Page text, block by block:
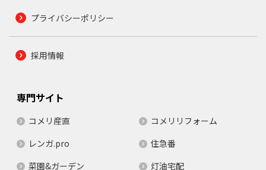
プライバシーポリシー
採用情報
専門サイト
コメリ産直
コメリリフォーム
レンガ.pro
住急番
菜園&ガーデン
灯油宅配